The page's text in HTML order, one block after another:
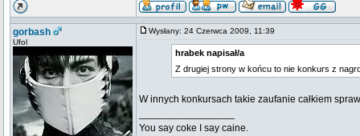
gorbash
Ufol
Wysłany: 24 Czerwca 2009, 11:39
hrabek napisał/a
Z drugiej strony w końcu to nie konkurs z
W innych konkursach takie zaufanie całkiem
You say coke I say caine.